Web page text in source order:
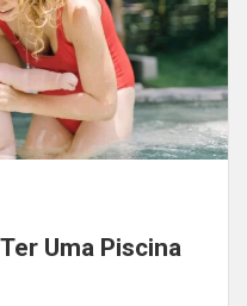
Uma Piscina